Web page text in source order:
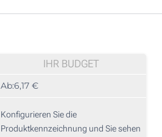
IHR BUDGET
Ab:6,17 €
Konfigurieren Sie die
Produktkennzeichnung und Sie sehen